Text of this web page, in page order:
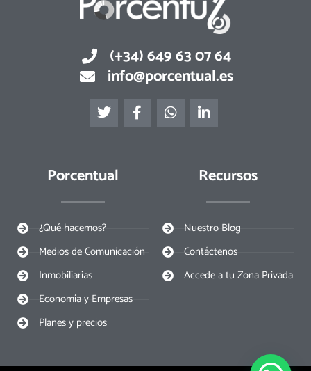
(+34) 649 63 07 64
info@porcentual.es
T
w
i
e
F
a
c
W
h
a
L
i
n
d
n
Porcentual
¿Qué hacemos?
Medios de Comunicación
Inmobiliarias
Economía y Empresas
Planes y precios
Recursos
Nuestro Blog
Contáctenos
Accede a tu Zona Privada